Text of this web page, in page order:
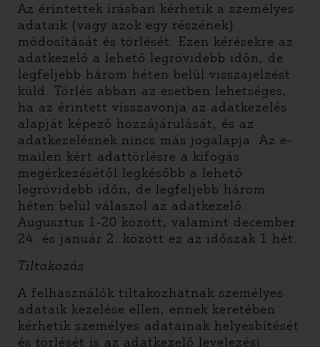
Az érintettek írásban kérhetik a személyes
adataik (vagy azok egy részének)
módosítását és törlését. Ezen kérésekre az
adatkezelő a lehető legrövidebb időn, de
legfeljebb három héten belül visszajelzést
küld. Törlés abban az esetben lehetséges,
ha az érintett visszavonja az adatkezelés
alapját képező hozzájárulását, és az
adatkezelésnek nincs más jogalapja. Az e-
mailen kért adattörlésre a kifogás
megérkezésétől legkésőbb a lehető
legrövidebb időn, de legfeljebb három
héten belül válaszol az adatkezelő.
Augusztus 1-20 között, valamint december
24. és január 2. között ez az időszak 1 hét.
Tiltakozás
A felhasználók tiltakozhatnak személyes
adataik kezelése ellen, ennek keretében
kérhetik személyes adatainak helyesbítését
és törlését is az adatkezelő levelezési